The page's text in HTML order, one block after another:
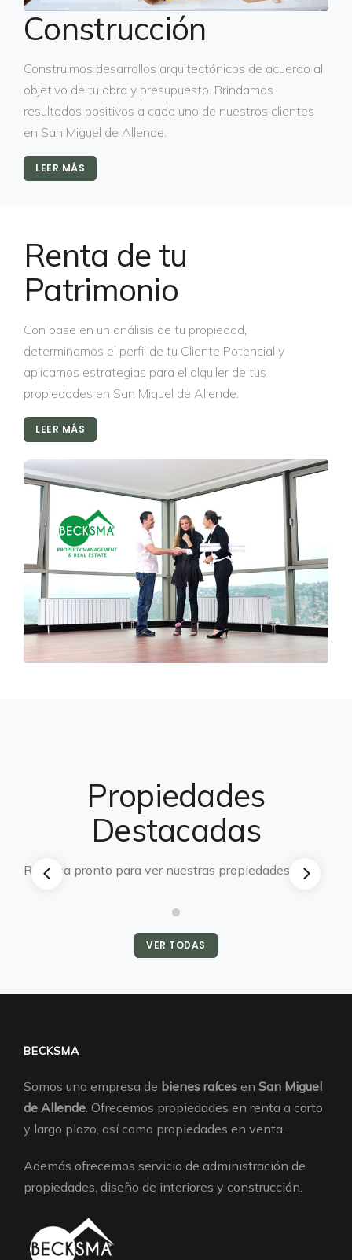
Construcción
Construimos desarrollos arquitectónicos de acuerdo al
objetivo de tu obra y presupuesto. Brindamos
resultados positivos a cada uno de nuestros clientes
en San Miguel de Allende.
LEER MÁS
Renta de tu
Patrimonio
Con base en un análisis de tu propiedad,
determinamos el perfil de tu Cliente Potencial y
aplicamos estrategias para el alquiler de tus
propiedades en San Miguel de Allende.
LEER MÁS
Propiedades
Destacadas
Regresa pronto para ver nuestras propiedades.
VER TODAS
BECKSMA
Somos una empresa de bienes raíces en San Miguel
de Allende . Ofrecemos propiedades en renta a corto
y largo plazo, así como propiedades en venta.
Además ofrecemos servicio de administración de
propiedades, diseño de interiores y construcción.